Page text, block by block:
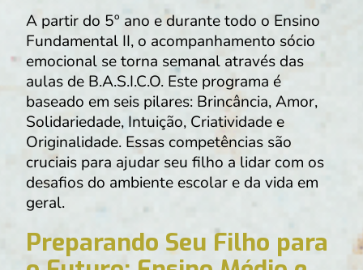
A partir do 5º ano e durante todo o Ensino
Fundamental II, o acompanhamento sócio
emocional se torna semanal através das
aulas de B.A.S.I.C.O. Este programa é
baseado em seis pilares: Brincância, Amor,
Solidariedade, Intuição, Criatividade e
Originalidade. Essas competências são
cruciais para ajudar seu filho a lidar com os
desafios do ambiente escolar e da vida em
geral.
Preparando Seu Filho para